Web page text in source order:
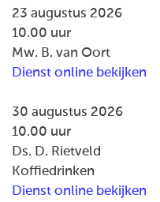
23 augustus 2026
10.00 uur
Mw. B. van Oort
Dienst online bekijken
30 augustus 2026
10.00 uur
Ds. D. Rietveld
Koffiedrinken
Dienst online bekijken